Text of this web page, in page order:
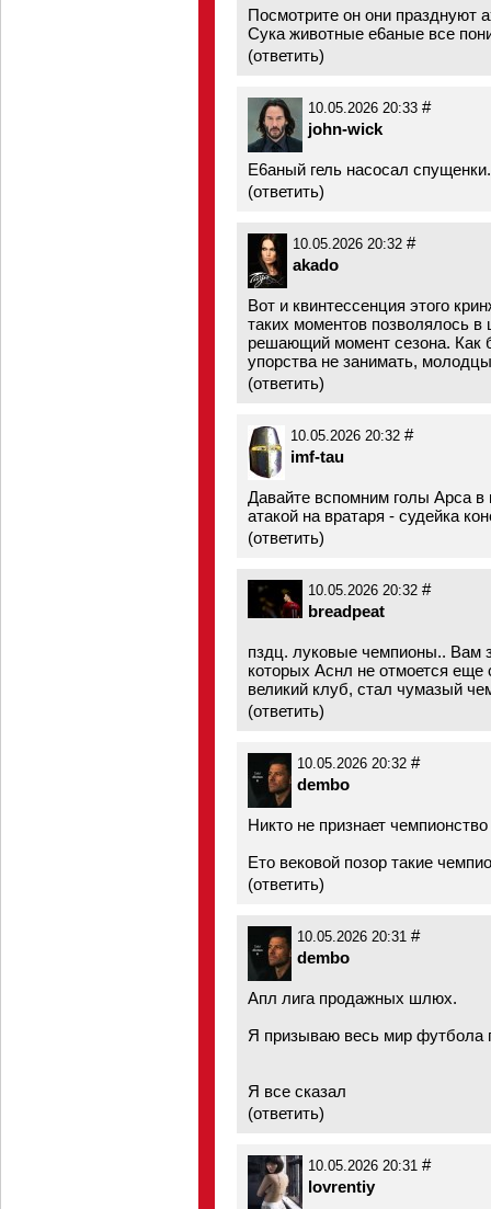
Посмотрите он они празднуют
Сука животные е6аные все
(ответить)
10.05.2026 20:33 #
john-wick
Е6аный гель насосал спущенки.
(ответить)
10.05.2026 20:32 #
akado
Вот и квинтессенция этого
таких моментов позволялось
решающий момент сезона. Как
упорства не занимать,
(ответить)
10.05.2026 20:32 #
imf-tau
Давайте вспомним голы Арса в
атакой на вратаря - судейка
(ответить)
10.05.2026 20:32 #
breadpeat
пздц. луковые чемпионы.. Вам
которых Аснл не отмоется еще
великий клуб, стал чумазый
(ответить)
10.05.2026 20:32 #
dembo
Никто не признает
Ето вековой позор такие
(ответить)
10.05.2026 20:31 #
dembo
Апл лига продажных шлюх.
Я призываю весь мир футбола
Я все сказал
(ответить)
10.05.2026 20:31 #
lovrentiy